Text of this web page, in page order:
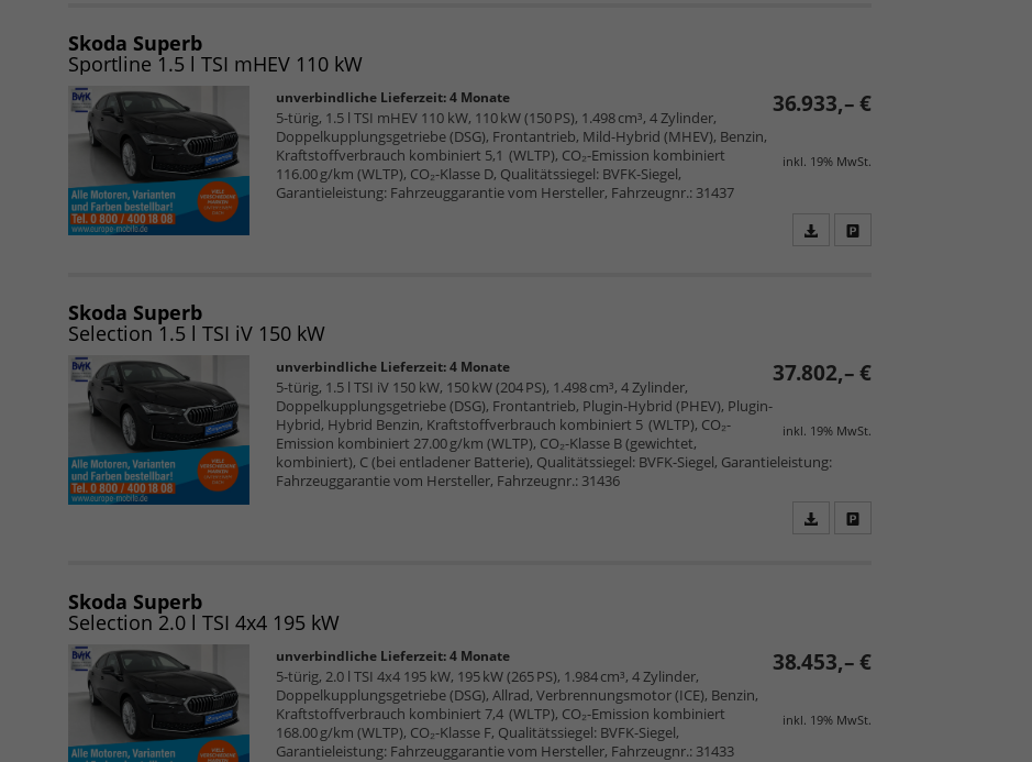
Skoda Superb
Sportline 1.5 l TSI mHEV 110 kW
36.933,– €
inkl. 19% MwSt.
unverbindliche Lieferzeit:4 Monate
5-türig, 1.5 l TSI mHEV 110 kW, 110 kW (150 PS), 1.498 cm³, 4 Zylinder,
Doppelkupplungsgetriebe (DSG), Frontantrieb, Mild-Hybrid (MHEV), Benzin,
Kraftstoffverbrauch kombiniert 5,1 (WLTP), CO₂-Emission kombiniert
116.00 g/km (WLTP), CO₂-Klasse D, Qualitätssiegel: BVFK-Siegel,
Garantieleistung: Fahrzeuggarantie vom Hersteller, Fahrzeugnr.: 31437
Skoda Superb
Selection 1.5 l TSI iV 150 kW
37.802,– €
inkl. 19% MwSt.
unverbindliche Lieferzeit:4 Monate
5-türig, 1.5 l TSI iV 150 kW, 150 kW (204 PS), 1.498 cm³, 4 Zylinder,
Doppelkupplungsgetriebe (DSG), Frontantrieb, Plugin-Hybrid (PHEV), Plugin-
Hybrid, Hybrid Benzin, Kraftstoffverbrauch kombiniert 5 (WLTP), CO₂-
Emission kombiniert 27.00 g/km (WLTP), CO₂-Klasse B (gewichtet,
kombiniert), C (bei entladener Batterie), Qualitätssiegel: BVFK-Siegel, Garantieleistung:
Fahrzeuggarantie vom Hersteller, Fahrzeugnr.: 31436
Skoda Superb
Selection 2.0 l TSI 4x4 195 kW
38.453,– €
inkl. 19% MwSt.
unverbindliche Lieferzeit:4 Monate
5-türig, 2.0 l TSI 4x4 195 kW, 195 kW (265 PS), 1.984 cm³, 4 Zylinder,
Doppelkupplungsgetriebe (DSG), Allrad, Verbrennungsmotor (ICE), Benzin,
Kraftstoffverbrauch kombiniert 7,4 (WLTP), CO₂-Emission kombiniert
168.00 g/km (WLTP), CO₂-Klasse F, Qualitätssiegel: BVFK-Siegel,
Garantieleistung: Fahrzeuggarantie vom Hersteller, Fahrzeugnr.: 31433